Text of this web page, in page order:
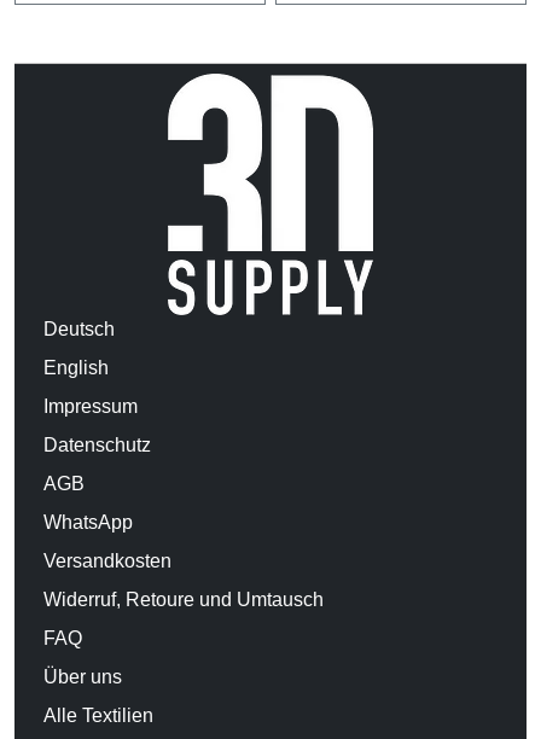
Deutsch
English
Impressum
Datenschutz
AGB
WhatsApp
Versandkosten
Widerruf, Retoure und Umtausch
FAQ
Über uns
Alle Textilien